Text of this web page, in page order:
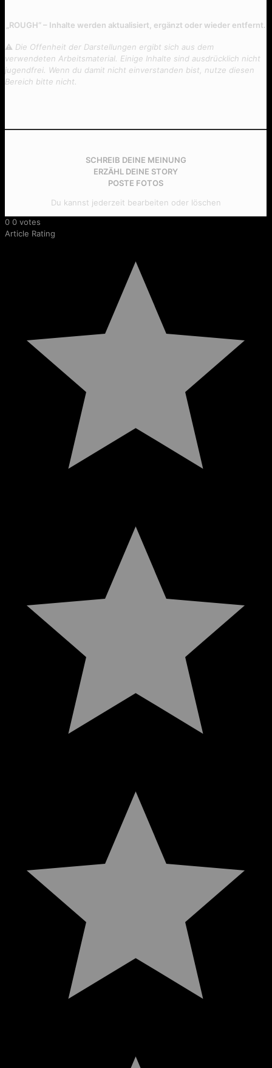
„ROUGH“ – Inhalte werden aktualisiert, ergänzt oder wieder entfernt.
⚠︎ Die Offenheit der Darstellungen ergibt sich aus dem
verwendeten Arbeitsmaterial. Einige Inhalte sind ausdrücklich nicht
jugendfrei. Wenn du damit nicht einverstanden bist, nutze diesen
Bereich bitte nicht.
SCHREIB DEINE MEINUNG
ERZÄHL DEINE STORY
POSTE FOTOS
Du kannst jederzeit bearbeiten oder löschen
0 0 votes
Article Rating